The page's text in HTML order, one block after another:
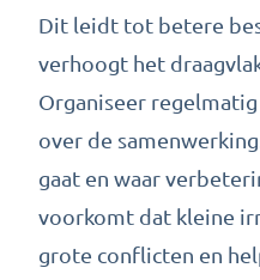
Dit leidt tot betere
verhoogt het
Organiseer
over de
gaat en waar
voorkomt dat kleine
grote conflicten en